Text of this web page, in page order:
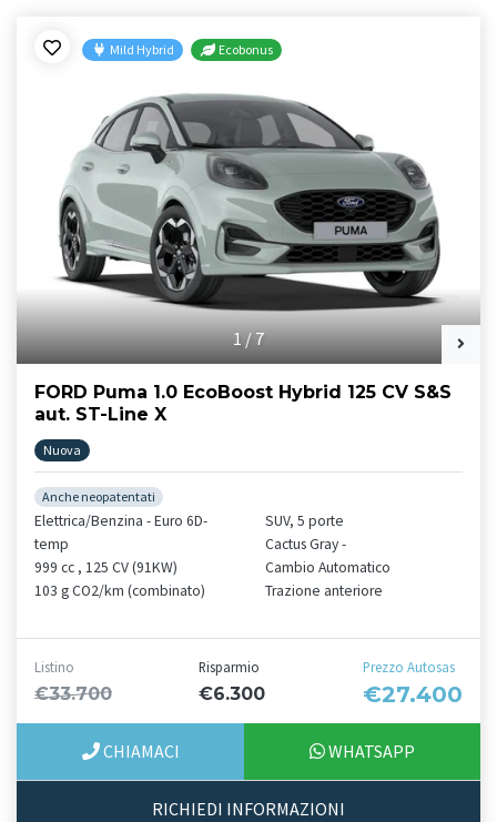
1/7
Mild Hybrid Ecobonus
FORD Puma 1.0 EcoBoost Hybrid 125 CV S&S
aut. ST-Line X
Nuova
Anche neopatentati
Elettrica/Benzina - Euro 6D-
temp
999 cc , 125 CV (91KW)
103 g CO2/km (combinato)
SUV, 5 porte
Cactus Gray -
Cambio Automatico
Trazione anteriore
Listino
€33.700
Risparmio
€6.300
Prezzo Autosas
€27.400
CHIAMACI WHATSAPP
RICHIEDI INFORMAZIONI